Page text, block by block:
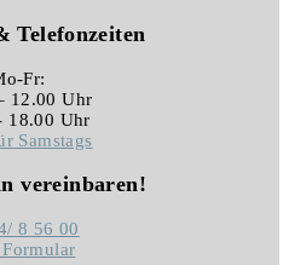
Telefonzeiten
Fr:
12.00 Uhr
18.00 Uhr
Samstags
vereinbaren!
8 56 00